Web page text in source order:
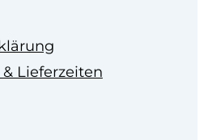
Lieferzeiten